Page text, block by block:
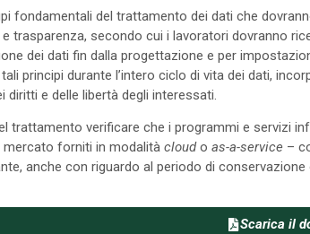
fondamentali del trattamento dei dati che
trasparenza, secondo cui i lavoratori dovranno
dei dati fin dalla progettazione e per
principi durante l’intero ciclo di vita dei dati,
diritti e delle libertà degli interessati.
trattamento verificare che i programmi e servizi
forniti in modalità cloudo as-a-service –
anche con riguardo al periodo di conservazione
Scarica il